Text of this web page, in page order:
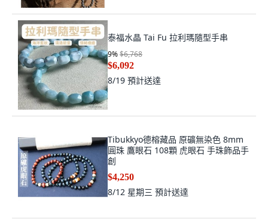
泰福水晶 Tai Fu 拉利瑪隨型手串
9%$6,768
$6,092
8/19 預計送達
Tibukkyo德榕藏品 原礦無染色 8mm
圓珠 鷹眼石 108顆 虎眼石 手珠飾品手
創
$4,250
8/12 星期三 預計送達